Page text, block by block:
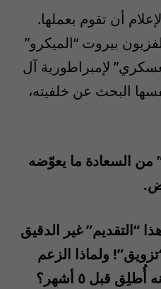
أن تقوم بعملها.
بيروت “الميكرو”
لإمبراطورية آل
البحث عن خلفيته،
من السعادة ما يعوّضه
“التقديم” غير الدقيق
ولماذا الزعم
بأنه أُطلَق الآن في حين أنه أُطلِق قبل ٥ أشهر؟